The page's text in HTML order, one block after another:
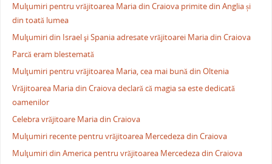
Mulţumiri pentru vrăjitoarea Maria din Craiova primite din Anglia și
din toată lumea
Mulţumiri din Israel şi Spania adresate vrăjitoarei Maria din Craiova
Parcă eram blestemată
Mulţumiri pentru vrăjitoarea Maria, cea mai bună din Oltenia
Vrăjitoarea Maria din Craiova declară că magia sa este dedicată
oamenilor
Celebra vrăjitoare Maria din Craiova
Mulţumiri recente pentru vrăjitoarea Mercedeza din Craiova
Mulţumiri din America pentru vrăjitoarea Mercedeza din Craiova